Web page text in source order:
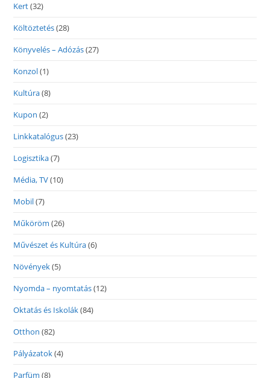
Kert(32)
Költöztetés(28)
Könyvelés – Adózás(27)
Konzol(1)
Kultúra(8)
Kupon (2)
Linkkatalógus(23)
Logisztika(7)
Média, TV(10)
Mobil(7)
Műköröm (26)
Művészet és Kultúra(6)
Növények(5)
Nyomda – nyomtatás(12)
Oktatás és Iskolák(84)
Otthon (82)
Pályázatok(4)
Parfüm (8)